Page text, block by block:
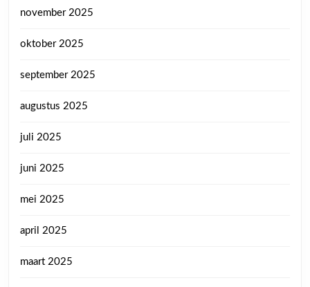
november 2025
oktober 2025
september 2025
augustus 2025
juli 2025
juni 2025
mei 2025
april 2025
maart 2025